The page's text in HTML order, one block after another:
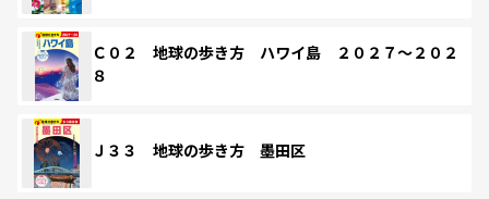
Ｃ０２ 地球の歩き方 ハワイ島 ２０２７～２０２
８
Ｊ３３ 地球の歩き方 墨田区